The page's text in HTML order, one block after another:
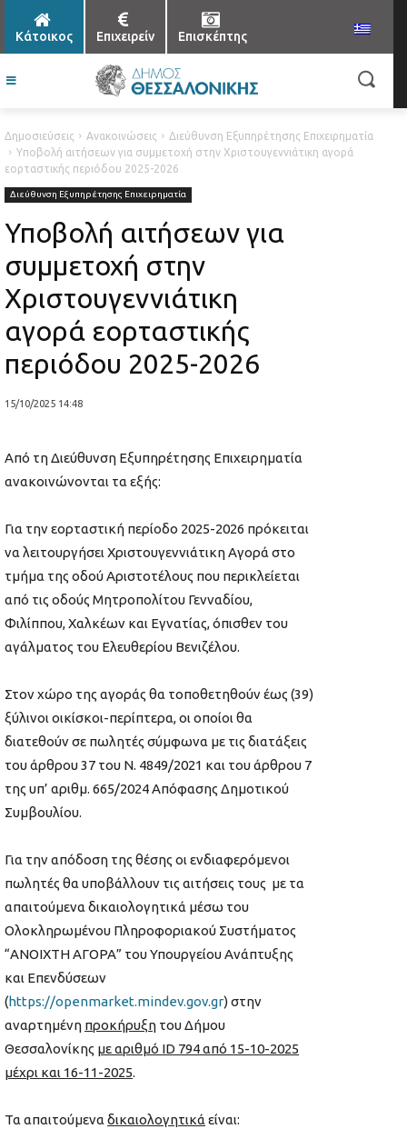
Κάτοικος Επιχειρείν Επισκέπτης
Δημοσιεύσεις Ανακοινώσεις
Διεύθυνση Εξυπηρέτησης Επιχειρηματία
Υποβολή αιτήσεων για συμμετοχή στην Χριστουγεννιάτικη αγορά
εορταστικής περιόδου 2025-2026
Διεύθυνση Εξυπηρέτησης Επιχειρηματία
Υποβολή αιτήσεων για
συμμετοχή στην
Χριστουγεννιάτικη
αγορά εορταστικής
περιόδου 2025-2026
15/10/2025 14:48
Από τη Διεύθυνση Εξυπηρέτησης Επιχειρηματία
ανακοινώνονται τα εξής:
Για την εορταστική περίοδο 2025-2026 πρόκειται
να λειτουργήσει Χριστουγεννιάτικη Αγορά στο
τμήμα της οδού Αριστοτέλους που περικλείεται
από τις οδούς Μητροπολίτου Γενναδίου,
Φιλίππου, Χαλκέων και Εγνατίας, όπισθεν του
αγάλματος του Ελευθερίου Βενιζέλου.
Στον χώρο της αγοράς θα τοποθετηθούν έως (39)
ξύλινοι οικίσκοι-περίπτερα, οι οποίοι θα
διατεθούν σε πωλητές σύμφωνα με τις διατάξεις
του άρθρου 37 του Ν. 4849/2021 και του άρθρου 7
της υπ’ αριθμ. 665/2024 Απόφασης Δημοτικού
Συμβουλίου.
Για την απόδοση της θέσης οι ενδιαφερόμενοι
πωλητές θα υποβάλλουν τις αιτήσεις τους με τα
απαιτούμενα δικαιολογητικά μέσω του
Ολοκληρωμένου Πληροφοριακού Συστήματος
“ΑΝΟΙΧΤΗ ΑΓΟΡΑ” του Υπουργείου Ανάπτυξης
και Επενδύσεων
(https://openmarket.mindev.gov.gr) στην
αναρτημένη προκήρυξη του Δήμου
Θεσσαλονίκης με αριθμό ID 794 από 15-10-2025
μέχρι και 16-11-2025.
Τα απαιτούμενα δικαιολογητικά είναι: